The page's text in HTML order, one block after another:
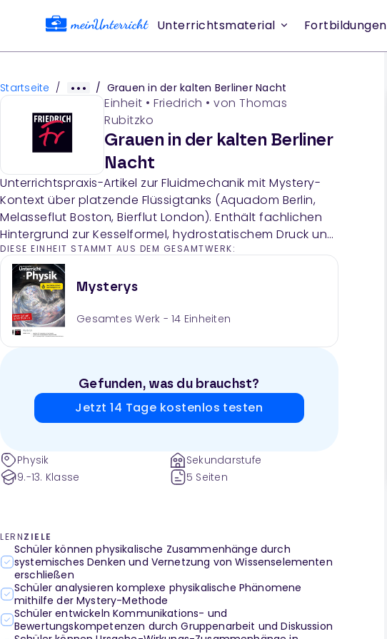
Unterrichtsmaterial Fortbildungen
Startseite / / Grauen in der kalten Berliner Nacht
Einheit • Friedrich • von Thomas
Rubitzko
Grauen in der kalten Berliner
Nacht
Unterrichtspraxis-Artikel zur Fluidmechanik mit Mystery-
Kontext über platzende Flüssigtanks (Aquadom Berlin,
Melasseflut Boston, Bierflut London). Enthält fachlichen
Hintergrund zur Kesselformel, hydrostatischem Druck und
Zugspannung sowie Differenzierungshinweise für Sek. I
und II mit gestuften Schwierigkeitsniveaus.
DIESE EINHEIT STAMMT AUS DEM GESAMTWERK:
Mysterys
Gesamtes Werk - 14 Einheiten
Gefunden, was du brauchst?
Jetzt 14 Tage kostenlos testen
Physik
9.-13. Klasse
Sekundarstufe
5 Seiten
LERNZIELE
Schüler können physikalische Zusammenhänge durch
systemisches Denken und Vernetzung von Wissenselementen
erschließen
Schüler analysieren komplexe physikalische Phänomene
mithilfe der Mystery-Methode
Schüler entwickeln Kommunikations- und
Bewertungskompetenzen durch Gruppenarbeit und Diskussion